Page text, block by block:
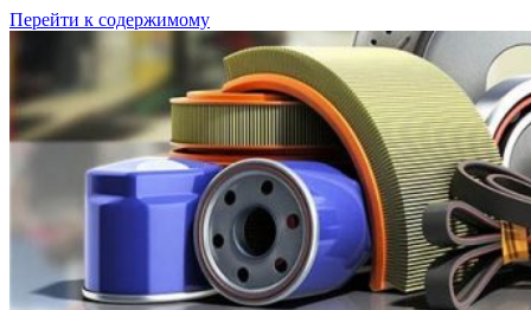
Перейти к содержимому